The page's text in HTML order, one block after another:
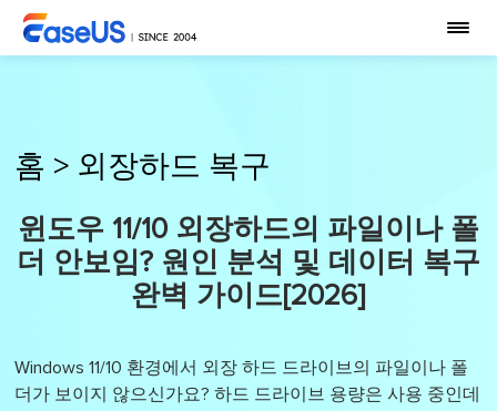
홈 > 외장하드 복구
윈도우 11/10 외장하드의 파일이나 폴
더 안보임? 원인 분석 및 데이터 복구
완벽 가이드[2026]
Windows 11/10 환경에서 외장 하드 드라이브의 파일이나 폴
더가 보이지 않으신가요? 하드 드라이브 용량은 사용 중인데